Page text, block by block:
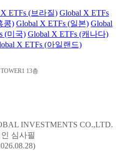
ETFs (브라질) Global X ETFs
콩) Global X ETFs (일본) Global
(미국) Global X ETFs (캐나다)
X ETFs (아일랜드)
13층
INVESTMENTS CO.,LTD.
심사필